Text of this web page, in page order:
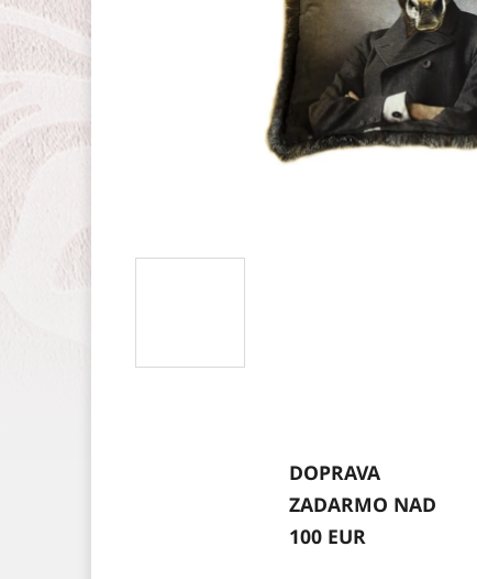
DOPRAVA
ZADARMO NAD
100 EUR